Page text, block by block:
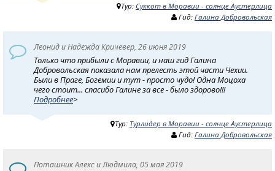
Тур: Суккот в Моравии - солнце Аустерлица
Гид: Галина Добровольская
Леонид и Надежда Кричевер, 26 июня 2019
Только что прибыли с Моравии, и наш гид Галина
Добровольская показала нам прелесть этой части Чехии.
Были в Праге, Богемии и тут - просто чудо! Одна Моцоха
чего стоит... спасибо Галине за все - было здорово!!!
Подробнее>
Тур: Турлидер в Моравии - солнце Аустерлица
Гид: Галина Добровольская
Поташник Алекс и Людмила, 05 мая 2019